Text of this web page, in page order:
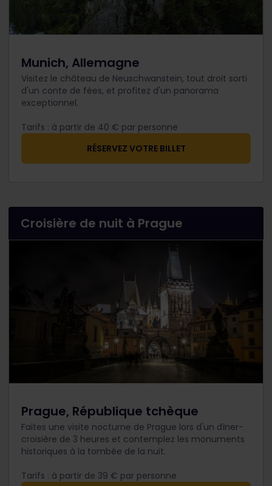
Munich, Allemagne
Visitez le château de Neuschwanstein, tout droit sorti
d'un conte de fées, et profitez d'un panorama
exceptionnel.
Tarifs : à partir de 40 € par personne
​RÉSERVEZ VOTRE BILLET
Croisière de nuit à Prague
Prague, République tchèque
Faites une visite nocturne de Prague lors d'un dîner-
croisière de 3 heures et contemplez les monuments
historiques à la tombée de la nuit.
Tarifs : à partir de 39 € par personne